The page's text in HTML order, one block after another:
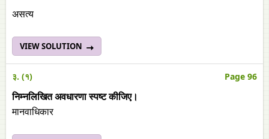
असत्य
VIEW SOLUTION
३. (१) Page 96
निम्नलिखित अवधारणा स्पष्ट कीजिए।
मानवाधिकार